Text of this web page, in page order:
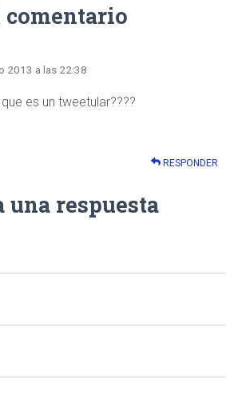
comentario
2013 a las 22:38
es un tweetular????
RESPONDER
una respuesta